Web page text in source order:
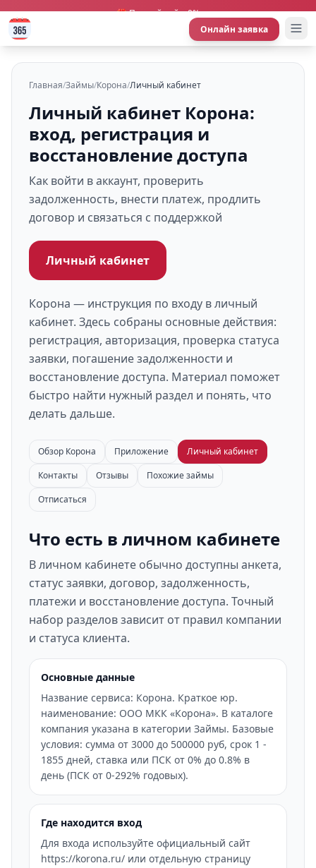
🎁 Первый займ 0%
Онлайн заявка
Главная/Займы/Корона/Личный кабинет
Личный кабинет Корона:
вход, регистрация и
восстановление доступа
Как войти в аккаунт, проверить
задолженность, внести платеж, продлить
договор и связаться с поддержкой
Личный кабинет
Корона — инструкция по входу в личный
кабинет. Здесь собраны основные действия:
регистрация, авторизация, проверка статуса
заявки, погашение задолженности и
восстановление доступа. Материал поможет
быстро найти нужный раздел и понять, что
делать дальше.
Обзор Корона Приложение
Личный кабинет
Контакты
Отзывы
Похожие займы
Отписаться
Что есть в личном кабинете
В личном кабинете обычно доступны анкета,
статус заявки, договор, задолженность,
платежи и восстановление доступа. Точный
набор разделов зависит от правил компании
и статуса клиента.
Основные данные
Название сервиса: Корона. Краткое юр.
наименование: ООО МКК «Корона». В каталоге
компания указана в категории Займы. Базовые
условия: сумма от 3000 до 500000 руб, срок 1 -
1855 дней, ставка или ПСК от 0% до 0.8% в
день (ПСК от 0-292% годовых).
Где находится вход
Для входа используйте официальный сайт
https://korona.ru/ или отдельную страницу